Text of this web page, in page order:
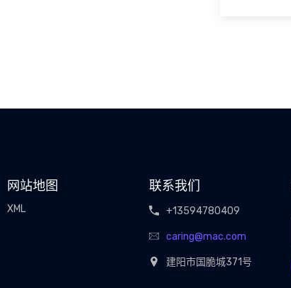
网站地图
XML
联系我们
+13594780409
caring@mac.com
建阳市国脆城371号